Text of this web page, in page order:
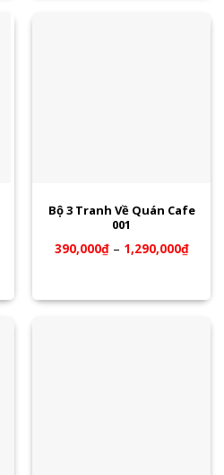
Bộ 3 Tranh Về Quán Cafe
001
390,000₫– 1,290,000₫